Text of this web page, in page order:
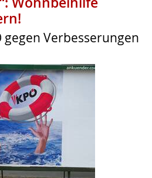
gegen Verbesserungen